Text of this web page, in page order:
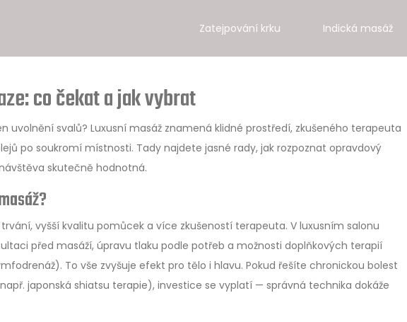
Zatejpování krku Indická masáž
co čekat a jak vybrat
uvolnění svalů? Luxusní masáž znamená klidné prostředí, zkušeného terapeuta
po soukromí místnosti. Tady najdete jasné rady, jak rozpoznat opravdový
skutečně hodnotná.
vyšší kvalitu pomůcek a více zkušeností terapeuta. V luxusním salonu
před masáží, úpravu tlaku podle potřeb a možnosti doplňkových terapií
To vše zvyšuje efekt pro tělo i hlavu. Pokud řešíte chronickou bolest
japonská shiatsu terapie), investice se vyplatí — správná technika dokáže